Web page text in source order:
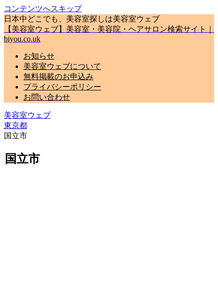
コンテンツへスキップ
日本中どこでも、美容室探しは美容室ウェブ
【美容室ウェブ】美容室・美容院・ヘアサロン検索サイト｜
biyou.co.uk
お知らせ
美容室ウェブについて
無料掲載のお申込み
プライバシーポリシー
お問い合わせ
美容室ウェブ
東京都
国立市
国立市